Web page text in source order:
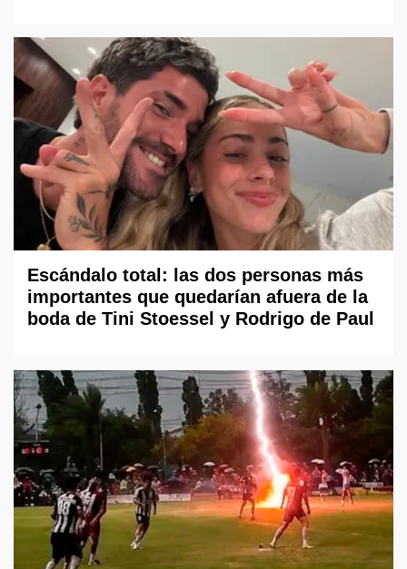
Escándalo total: las dos personas más
importantes que quedarían afuera de la
boda de Tini Stoessel y Rodrigo de Paul